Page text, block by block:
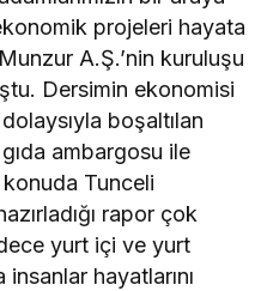
projeleri hayata
A.Ş.’nin kuruluşu
Dersimin ekonomisi
boşaltılan
ambargosu ile
Tunceli
rapor çok
yurt içi ve yurt
insanlar hayatlarını